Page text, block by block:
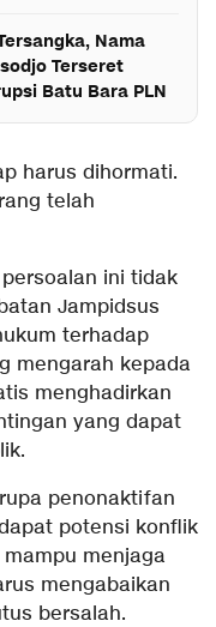
Nama
Terseret
Batu Bara PLN
harus dihormati.
telah
ini tidak
Jampidsus
terhadap
mengarah kepada
menghadirkan
yang dapat
penonaktifan
potensi konflik
menjaga
mengabaikan
bersalah.